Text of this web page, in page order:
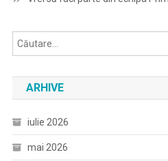
ARHIVE
iulie 2026
mai 2026